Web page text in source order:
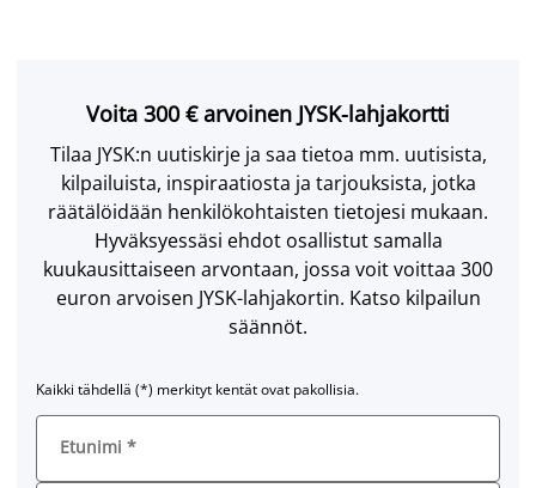
Voita 300 € arvoinen JYSK-lahjakortti
Tilaa JYSK:n uutiskirje ja saa tietoa mm. uutisista,
kilpailuista, inspiraatiosta ja tarjouksista, jotka
räätälöidään henkilökohtaisten tietojesi mukaan.
Hyväksyessäsi ehdot osallistut samalla
kuukausittaiseen arvontaan, jossa voit voittaa 300
euron arvoisen JYSK-lahjakortin. Katso kilpailun
säännöt.
Kaikki tähdellä (*) merkityt kentät ovat pakollisia.
Etunimi *